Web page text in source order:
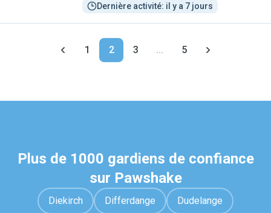
Dernière activité: il y a 7 jours
1 2 3 ... 5
Plus de 1000 gardiens de confiance
sur Pawshake
Diekirch Differdange Dudelange